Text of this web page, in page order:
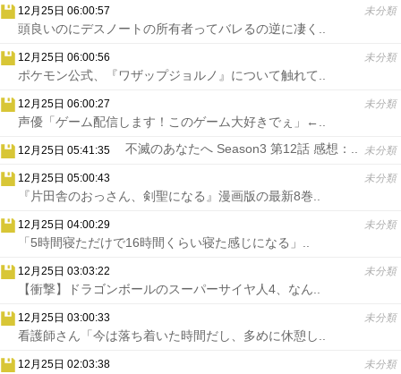
12月25日 06:00:57 未分類
頭良いのにデスノートの所有者ってバレるの逆に凄く..
12月25日 06:00:56 未分類
ポケモン公式、『ワザップジョルノ』について触れて..
12月25日 06:00:27 未分類
声優「ゲーム配信します！このゲーム大好きでぇ」←..
12月25日 05:41:35 未分類
不滅のあなたへ Season3 第12話 感想：..
12月25日 05:00:43 未分類
『片田舎のおっさん、剣聖になる』漫画版の最新8巻..
12月25日 04:00:29 未分類
「5時間寝ただけで16時間くらい寝た感じになる」..
12月25日 03:03:22 未分類
【衝撃】ドラゴンボールのスーパーサイヤ人4、なん..
12月25日 03:00:33 未分類
看護師さん「今は落ち着いた時間だし、多めに休憩し..
12月25日 02:03:38 未分類